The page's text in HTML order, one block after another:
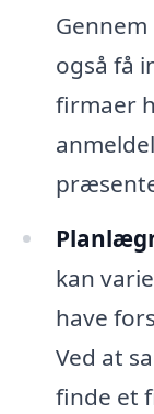
også få
firmaer
kan
have
Ved at
finde et